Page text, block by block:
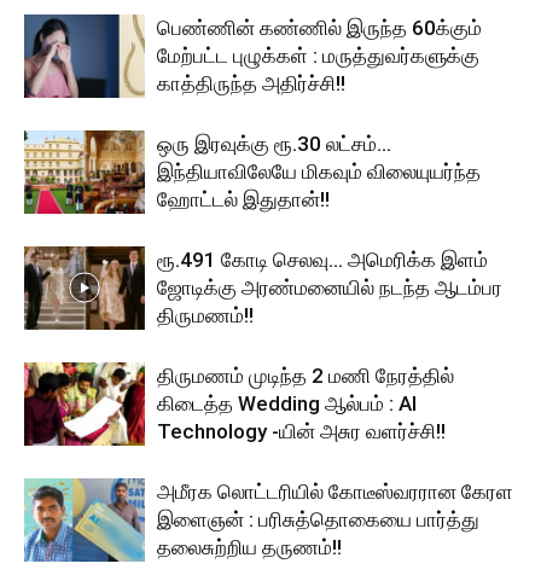
பெண்ணின் கண்ணில் இருந்த 60க்கும்
மேற்பட்ட புழுக்கள் : மருத்துவர்களுக்கு
காத்திருந்த அதிர்ச்சி!!
ஒரு இரவுக்கு ரூ.30 லட்சம்…
இந்தியாவிலேயே மிகவும் விலையுயர்ந்த
ஹோட்டல் இதுதான்!!
ரூ.491 கோடி செலவு… அமெரிக்க இளம்
ஜோடிக்கு அரண்மனையில் நடந்த ஆடம்பர
திருமணம்!!
திருமணம் முடிந்த 2 மணி நேரத்தில்
கிடைத்த Wedding ஆல்பம் : AI
Technology -யின் அசுர வளர்ச்சி!!
அமீரக லொட்டரியில் கோடீஸ்வரரான கேரள
இளைஞன் : பரிசுத்தொகையை பார்த்து
தலைசுற்றிய தருணம்!!